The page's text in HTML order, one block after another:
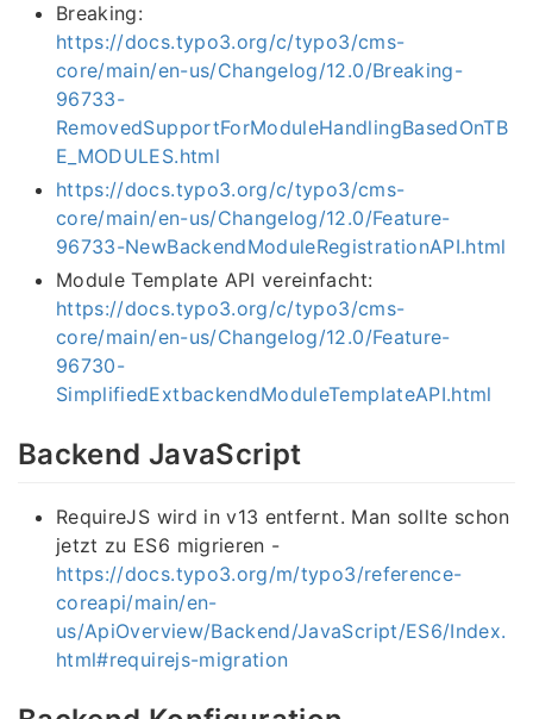
Breaking:
https://docs.typo3.org/c/typo3/cms-
core/main/en-us/Changelog/12.0/Breaking-
96733-
RemovedSupportForModuleHandlingBasedOnTB
E_MODULES.html
https://docs.typo3.org/c/typo3/cms-
core/main/en-us/Changelog/12.0/Feature-
96733-NewBackendModuleRegistrationAPI.html
Module Template API vereinfacht:
https://docs.typo3.org/c/typo3/cms-
core/main/en-us/Changelog/12.0/Feature-
96730-
SimplifiedExtbackendModuleTemplateAPI.html
Backend JavaScript
RequireJS wird in v13 entfernt. Man sollte schon
jetzt zu ES6 migrieren -
https://docs.typo3.org/m/typo3/reference-
coreapi/main/en-
us/ApiOverview/Backend/JavaScript/ES6/Index.
html#requirejs-migration